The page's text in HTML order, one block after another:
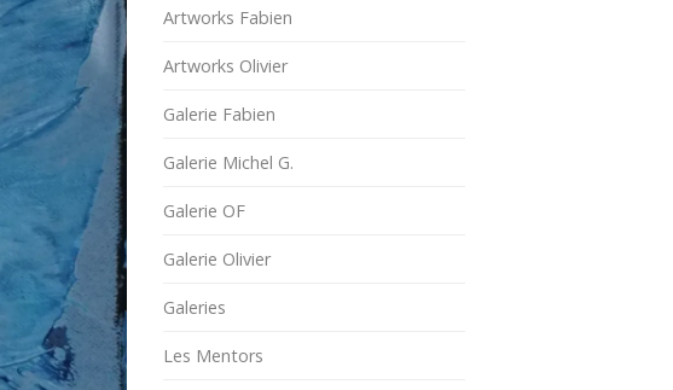
Artworks Fabien
Artworks Olivier
Galerie Fabien
Galerie Michel G.
Galerie OF
Galerie Olivier
Galeries
Les Mentors